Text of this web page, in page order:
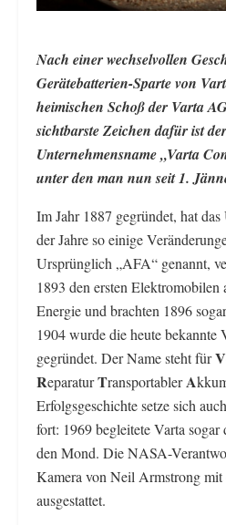
Nach einer wechselvollen
Gerätebatterien-Sparte von
heimischen Schoß der Varta
sichtbarste Zeichen dafür ist
Unternehmensname „Varta
unter den man nun seit 1.
Im Jahr 1887 gegründet, hat
der Jahre so einige
Ursprünglich „AFA“ genannt,
1893 den ersten
Energie und brachten 1896
1904 wurde die heute bekannte
gegründet. Der Name steht fürV
ReparaturTransportablerA
Erfolgsgeschichte setze sich
fort: 1969 begleitete Varta sogar
den Mond. Die NASA-
Kamera von Neil Armstrong mit
ausgestattet.